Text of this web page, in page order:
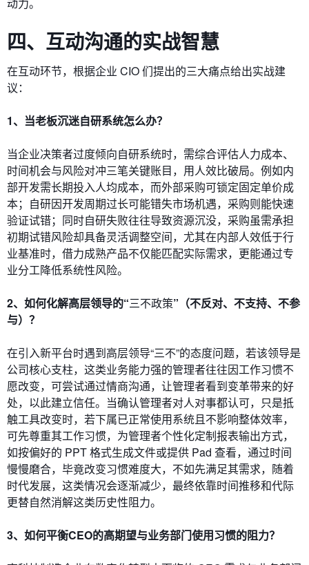
动力。
四、 互动沟通的实战智慧
在互动环节，根据企业 CIO 们提出的三大痛点给出实战建
议：
1、当老板沉迷自研系统怎么办？
当企业决策者过度倾向自研系统时，需综合评估人力成本、
时间机会与风险对冲三笔关键账目，用人效比破局。例如内
部开发需长期投入人均成本，而外部采购可锁定固定单价成
本；自研因开发周期过长可能错失市场机遇，采购则能快速
验证试错；同时自研失败往往导致资源沉没，采购虽需承担
初期试错风险却具备灵活调整空间，尤其在内部人效低于行
业基准时，借力成熟产品不仅能匹配实际需求，更能通过专
业分工降低系统性风险。
2、如何化解高层领导的“三不政策”（不反对、不支持、不参
与）？
在引入新平台时遇到高层领导“三不”的态度问题，若该领导是
公司核心支柱，这类业务能力强的管理者往往因工作习惯不
愿改变，可尝试通过情商沟通，让管理者看到变革带来的好
处，以此建立信任。当确认管理者对人对事都认可，只是抵
触工具改变时，若下属已正常使用系统且不影响整体效率，
可先尊重其工作习惯，为管理者个性化定制报表输出方式，
如按偏好的 PPT 格式生成文件或提供 Pad 查看，通过时间
慢慢磨合，毕竟改变习惯难度大，不如先满足其需求，随着
时代发展，这类情况会逐渐减少，最终依靠时间推移和代际
更替自然消解这类历史性阻力。
3、如何平衡CEO的高期望与业务部门使用习惯的阻力？